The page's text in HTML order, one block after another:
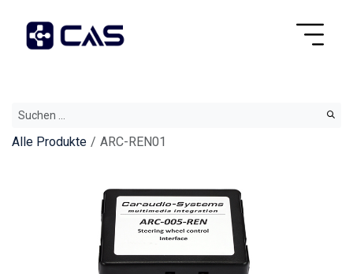
Alle Produkte ARC-REN01